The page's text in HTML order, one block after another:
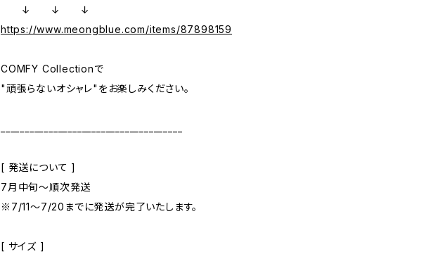
↓ ↓ ↓
https://www.meongblue.com/items/87898159
COMFY Collectionで
"頑張らないオシャレ"をお楽しみください。
[ 発送について ]
7月中旬～順次発送
※7/11～7/20までに発送が完了いたします。
[ サイズ ]